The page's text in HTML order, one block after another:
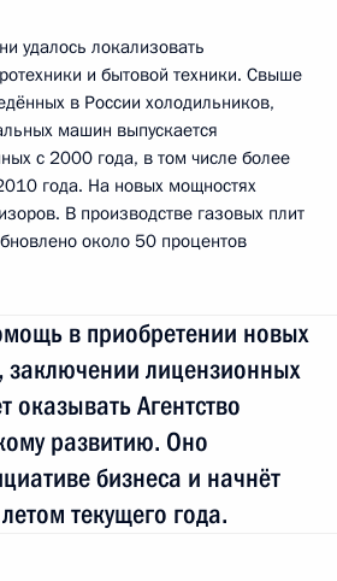
удалось локализовать
и бытовой техники. Свыше
в России холодильников,
машин выпускается
с 2000 года, в том числе более
года. На новых мощностях
В производстве газовых плит
около 50 процентов
в приобретении новых
заключении лицензионных
оказывать Агентство
развитию. Оно
бизнеса и начнёт
текущего года.